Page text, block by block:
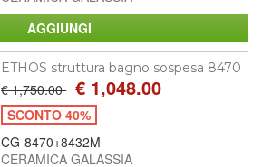
ETHOS struttura bagno sospesa 8470
€ 1,750.00 € 1,048.00
SCONTO 40%
CG-8470+8432M
CERAMICA GALASSIA